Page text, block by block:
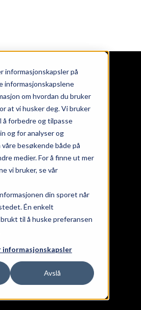
på
informasjonskapslene
om hvordan du bruker
at vi husker deg. Vi bruker
å forbedre og tilpasse
og for analyser og
besøkende både på
medier. For å finne ut mer
vi bruker, se vår
din sporet når
Én enkelt
til å huske preferansen
Avslå